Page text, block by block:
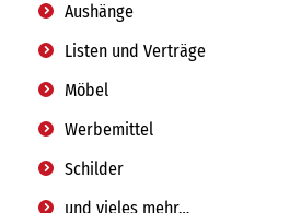
Aushänge
Listen und Verträge
Möbel
Werbemittel
Schilder
und vieles mehr…